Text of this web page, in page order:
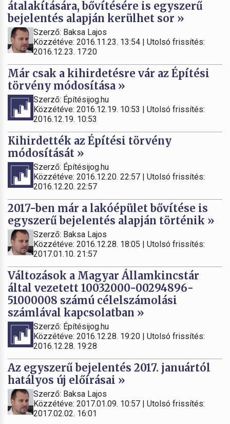
átalakítására, bővítésére is egyszerű
bejelentés alapján kerülhet sor »
Szerző: Baksa Lajos
Közzétéve: 2016.11.23. 13:54 | Utolsó frissítés:
2016.12.23. 17:20
Már csak a kihirdetésre vár az Építési
törvény módosítása »
Szerző: Építésijog.hu
Közzétéve: 2016.12.19. 10:53 | Utolsó frissítés:
2016.12.19. 10:53
Kihirdették az Építési törvény
módosítását »
Szerző: Építésijog.hu
Közzétéve: 2016.12.20. 22:57 | Utolsó frissítés:
2016.12.20. 22:57
2017-ben már a lakóépület bővítése is
egyszerű bejelentés alapján történik »
Szerző: Baksa Lajos
Közzétéve: 2016.12.28. 18:05 | Utolsó frissítés:
2017.01.10. 21:57
Változások a Magyar Államkincstár
által vezetett 10032000-00294896-
51000008 számú célelszámolási
számlával kapcsolatban »
Szerző: Építésijog.hu
Közzétéve: 2016.12.28. 19:20 | Utolsó frissítés:
2016.12.28. 19:28
Az egyszerű bejelentés 2017. januártól
hatályos új előírásai »
Szerző: Baksa Lajos
Közzétéve: 2017.01.09. 10:57 | Utolsó frissítés:
2017.02.02. 16:01